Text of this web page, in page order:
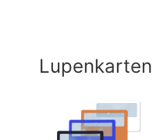
Lupenkarten